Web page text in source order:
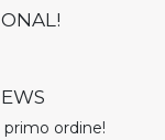
primo ordine!